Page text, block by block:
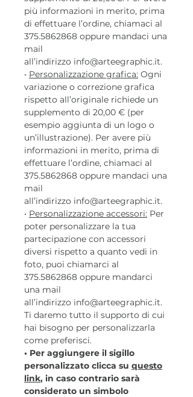
più informazioni in merito, prima
di effettuare l’ordine, chiamaci al
375.5862868 oppure mandaci una
mail
all’indirizzo info@arteegraphic.it.
• Personalizzazione grafica: Ogni
variazione o correzione grafica
rispetto all’originale richiede un
supplemento di 20,00 € (per
esempio aggiunta di un logo o
un’illustrazione). Per avere più
informazioni in merito, prima di
effettuare l’ordine, chiamaci al
375.5862868 oppure mandaci una
mail
all’indirizzo info@arteegraphic.it.
• Personalizzazione accessori: Per
poter personalizzare la tua
partecipazione con accessori
diversi rispetto a quanto vedi in
foto, puoi chiamarci al
375.5862868 oppure mandarci
una mail
all’indirizzo info@arteegraphic.it.
Ti daremo tutto il supporto di cui
hai bisogno per personalizzarla
come preferisci.
• Per aggiungere il sigillo
personalizzato clicca su questo
link, in caso contrario sarà
considerato un simbolo